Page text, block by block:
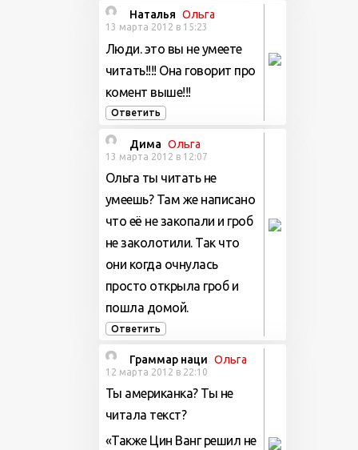
Наталья Ольга
13 марта 2012 в 15:23
Люди. это вы не умеете
читать!!!! Она говорит про
комент выше!!!
Ответить
Дима Ольга
13 марта 2012 в 12:07
Ольга ты читать не
умеешь? Там же написано
что её не закопали и гроб
не заколотили. Так что
они когда очнулась
просто открыла гроб и
пошла домой.
Ответить
Граммар наци Ольга
12 марта 2012 в 22:10
Ты американка? Ты не
читала текст?
«Также Цин Ванг решил не